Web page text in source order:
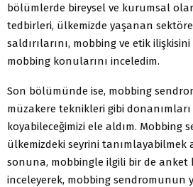
bölümlerde bireysel ve kurumsal
tedbirleri, ülkemizde yaşanan
saldırılarını, mobbing ve etik
mobbing konularını inceledim.
Son bölümünde ise, mobbing
müzakere teknikleri gibi
koyabileceğimizi ele aldım. Mobbing
ülkemizdeki seyrini tanımlayabilmek
sonuna, mobbingle ilgili bir de anket
inceleyerek, mobbing sendromunun